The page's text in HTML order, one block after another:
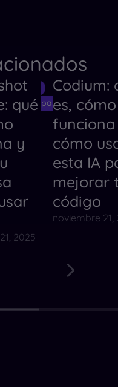
de IA
de IA para Crear
qué
y
2025
Codium:
es, cómo
cómo
esta IA
mejorar
código
noviembre 21,